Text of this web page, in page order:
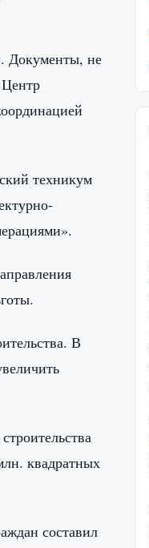
Документы, не
техникум
В
квадратных
составил